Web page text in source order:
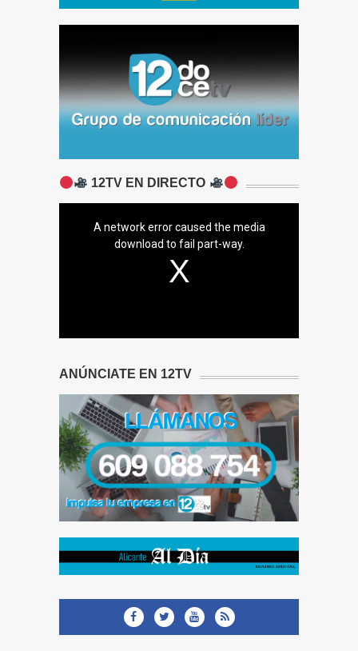
12TV EN DIRECTO
A network error caused the media
download to fail part-way.
ANÚNCIATE EN 12TV